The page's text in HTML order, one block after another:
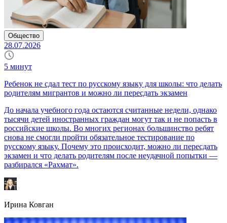
Общество
28.07.2026
5 минут
Ребенок не сдал тест по русскому языку для школы: что делать
родителям мигрантов и можно ли пересдать экзамен
До начала учебного года остаются считанные недели, однако
тысячи детей иностранных граждан могут так и не попасть в
российские школы. Во многих регионах большинство ребят
снова не смогли пройти обязательное тестирование по
русскому языку. Почему это происходит, можно ли пересдать
экзамен и что делать родителям после неудачной попытки —
разбирался «Рахмат».
Ирина Ковган